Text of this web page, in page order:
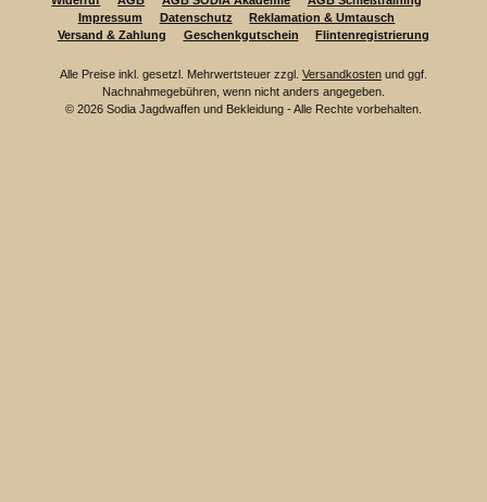
Impressum
Datenschutz
Reklamation & Umtausch
Versand & Zahlung
Geschenkgutschein Flintenregistrierung
Alle Preise inkl. gesetzl. Mehrwertsteuer zzgl. Versandkosten und ggf.
Nachnahmegebühren, wenn nicht anders angegeben.
© 2026 Sodia Jagdwaffen und Bekleidung - Alle Rechte vorbehalten.